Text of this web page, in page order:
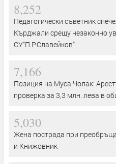
8,252
Педагогически съветник
Кърджали срещу незаконно
СУ“П.Р.Славейков“
7,166
Позиция на Муса Чолак:
проверка за 3,3 млн. лева в
5,030
Жена пострада при
и Книжовник